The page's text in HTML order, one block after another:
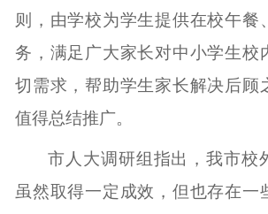
则，由学校为学生提供在校午餐
务，满足广大家长对中小学生校
切需求，帮助学生家长解决后顾
值得总结推广。
市人大调研组指出，我市校
虽然取得一定成效，但也存在一